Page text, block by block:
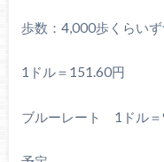
歩数：4,000歩くらいず
1ドル＝151.60円
ブルーレート 1ドル＝